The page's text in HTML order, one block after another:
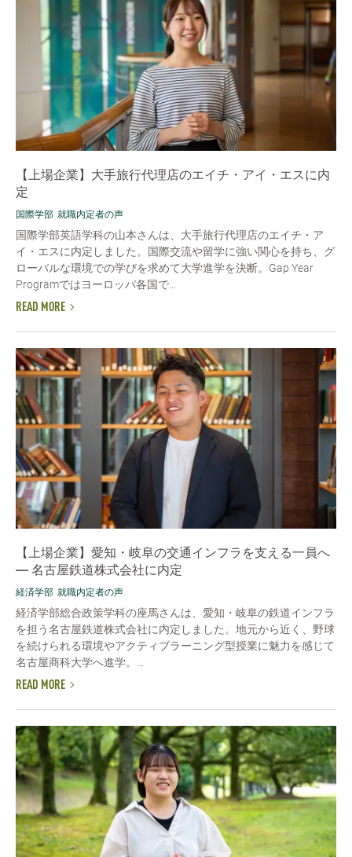
【上場企業】大手旅行代理店のエイチ・アイ・エスに内
定
国際学部 就職内定者の声
国際学部英語学科の山本さんは、大手旅行代理店のエイチ・ア
イ・エスに内定しました。国際交流や留学に強い関心を持ち、グ
ローバルな環境での学びを求めて大学進学を決断。Gap Year
Programではヨーロッパ各国で...
READ MORE
【上場企業】愛知・岐阜の交通インフラを支える一員へ
― 名古屋鉄道株式会社に内定
経済学部 就職内定者の声
経済学部総合政策学科の座馬さんは、愛知・岐阜の鉄道インフラ
を担う名古屋鉄道株式会社に内定しました。地元から近く、野球
を続けられる環境やアクティブラーニング型授業に魅力を感じて
名古屋商科大学へ進学。...
READ MORE